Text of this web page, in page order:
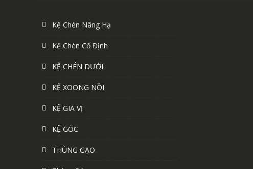
Kệ Chén Nâng Hạ
Kệ Chén Cố Định
KỆ CHÉN DƯỚI
KỆ XOONG NỒI
KỆ GIA VỊ
KỆ GÓC
THÙNG GẠO